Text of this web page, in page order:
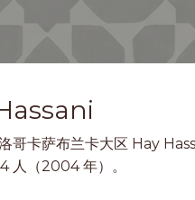
哥卡萨布兰卡大区 Hay
人（2004 年）。